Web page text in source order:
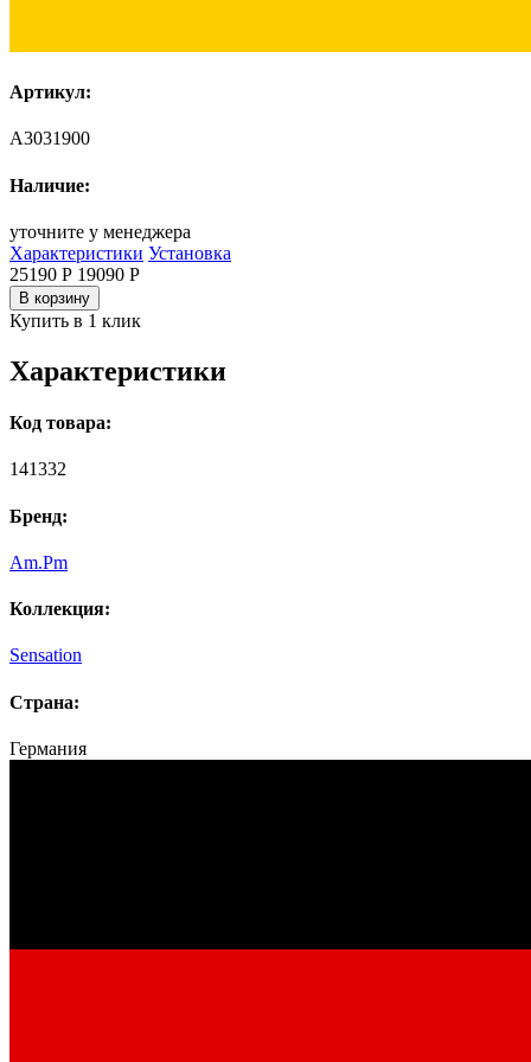
Артикул:
A3031900
Наличие:
уточните у менеджера
Характеристики Установка
25190 Р 19090 Р
В корзину
Купить в 1 клик
Характеристики
Код товара:
141332
Бренд:
Am.Pm
Коллекция:
Sensation
Страна:
Германия